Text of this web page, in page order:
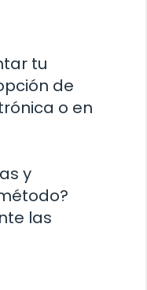
tu
de
o en
y
las